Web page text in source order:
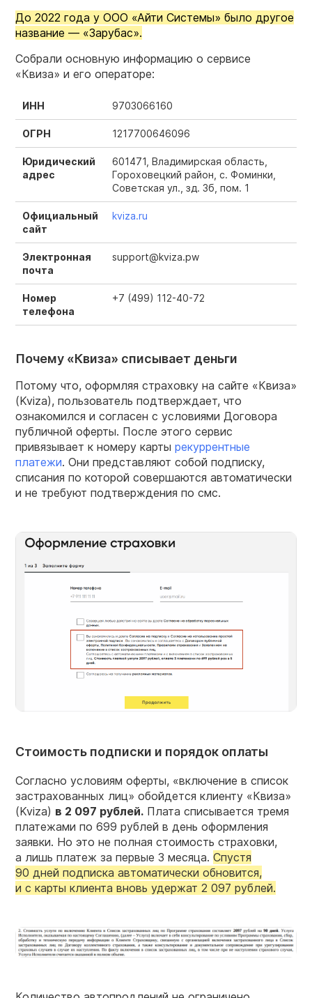
До 2022 года у ООО «Айти Системы» было другое
название — «Зарубас».
Собрали основную информацию о сервисе
«Квиза» и его операторе:
ИНН 9703066160
ОГРН 1217700646096
Юридический
адрес
601471, Владимирская область,
Гороховецкий район, с. Фоминки,
Советская ул., зд. 3б, пом. 1
Официальный
сайт
kviza.ru
Электронная
почта
support@kviza.pw
Номер
телефона
+7 (499) 112-40-72
Почему «Квиза» списывает деньги
Потому что, оформляя страховку на сайте «Квиза»
(Kviza), пользователь подтверждает, что
ознакомился и согласен с условиями Договора
публичной оферты. После этого сервис
привязывает к номеру карты рекуррентные
платежи. Они представляют собой подписку,
списания по которой совершаются автоматически
и не требуют подтверждения по смс.
Стоимость подписки и порядок оплаты
Согласно условиям оферты, «включение в список
застрахованных лиц» обойдется клиенту «Квиза»
(Kviza) в 2 097 рублей. Плата списывается тремя
платежами по 699 рублей в день оформления
заявки. Но это не полная стоимость страховки,
а лишь платеж за первые 3 месяца. Спустя
90 дней подписка автоматически обновится,
и с карты клиента вновь удержат 2 097 рублей.